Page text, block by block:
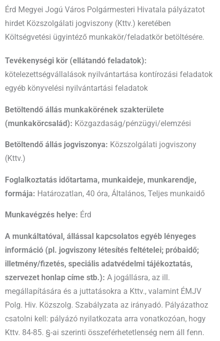
Érd Megyei Jogú Város Polgármesteri Hivatala pályázatot
hirdet Közszolgálati jogviszony (Kttv.) keretében
Költségvetési ügyintéző munkakör/feladatkör betöltésére.
Tevékenységi kör (ellátandó feladatok):
kötelezettségvállalások nyilvántartása kontírozási feladatok
egyéb könyvelési nyilvántartási feladatok
Betöltendő állás munkakörének szakterülete
(munkakörcsalád): Közgazdaság/pénzügyi/elemzési
Betöltendő állás jogviszonya: Közszolgálati jogviszony
(Kttv.)
Foglalkoztatás időtartama, munkaideje, munkarendje,
formája: Határozatlan, 40 óra, Általános, Teljes munkaidő
Munkavégzés helye: Érd
A munkáltatóval, állással kapcsolatos egyéb lényeges
információ (pl. jogviszony létesítés feltételei; próbaidő;
illetmény/fizetés, speciális adatvédelmi tájékoztatás,
szervezet honlap címe stb.): A jogállásra, az ill.
megállapítására és a juttatásokra a Kttv., valamint ÉMJV
Polg. Hiv. Közszolg. Szabályzata az irányadó. Pályázathoz
csatolni kell: pályázó nyilatkozata arra vonatkozóan, hogy
Kttv. 84-85. §-ai szerinti összeférhetetlenség nem áll fenn.